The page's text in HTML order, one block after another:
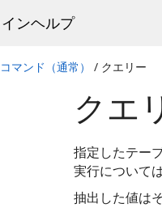
ンヘルプ
コマンド（通常） / クエリー
クエ
指定したテー
実行について
抽出した値は